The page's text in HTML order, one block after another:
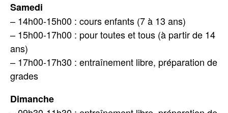
Samedi
– 14h00-15h00 : cours enfants (7 à 13 ans)
– 15h00-17h00 : pour toutes et tous (à partir de 14
ans)
– 17h00-17h30 : entraînement libre, préparation de
grades
Dimanche